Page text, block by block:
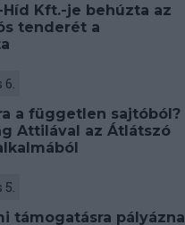
Híd Kft.-je behúzta az
tenderét a
a független sajtóból?
Attilával az Átlátszó
támogatásra pályázna